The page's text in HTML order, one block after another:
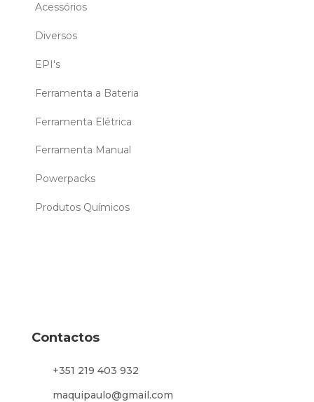
Acessórios
Diversos
EPI's
Ferramenta a Bateria
Ferramenta Elétrica
Ferramenta Manual
Powerpacks
Produtos Químicos
Contactos
+351 219 403 932
maquipaulo@gmail.com